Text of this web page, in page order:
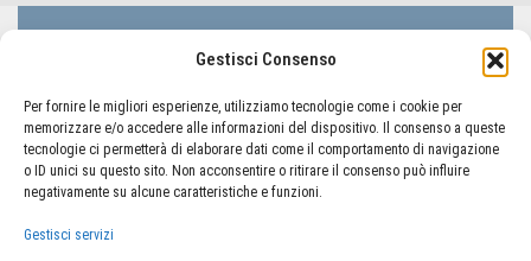
Gestisci Consenso
Per fornire le migliori esperienze, utilizziamo tecnologie come i cookie per
memorizzare e/o accedere alle informazioni del dispositivo. Il consenso a queste
tecnologie ci permetterà di elaborare dati come il comportamento di navigazione
o ID unici su questo sito. Non acconsentire o ritirare il consenso può influire
negativamente su alcune caratteristiche e funzioni.
Gestisci servizi
LIFC Lega Italiana Fibrosi Cistica - ODV
Codice Fiscale 80233410580
TORNA AL PORTALE LIFC